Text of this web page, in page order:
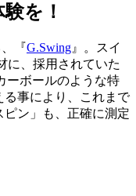
を！
『G.Swing 』。スイ
に、採用されていた
ーボールのような特
る事により、これまで
ピン」も、正確に測定